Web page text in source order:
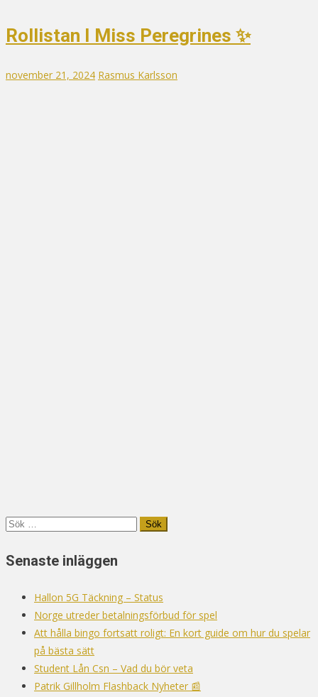
Rollistan I Miss Peregrines ✨
november 21, 2024 Rasmus Karlsson
Sök
Senaste inläggen
Hallon 5G Täckning – Status
Norge utreder betalningsförbud för spel
Att hålla bingo fortsatt roligt: En kort guide om hur du spelar
på bästa sätt
Student Lån Csn – Vad du bör veta
Patrik Gillholm Flashback Nyheter 📰